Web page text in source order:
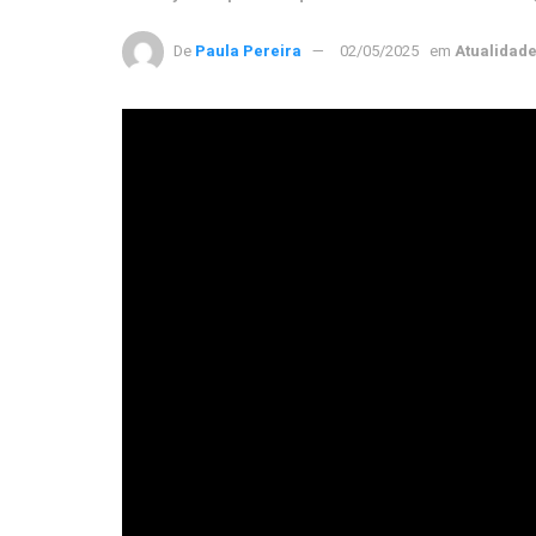
De Paula Pereira 02/05/2025 em Atualidade